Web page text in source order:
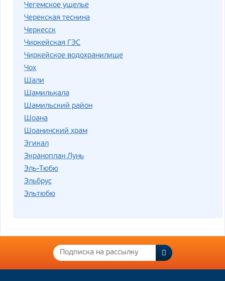
Чегемское ущелье
Черекская теснина
Черкесск
Чиркейская ГЭС
Чиркейское водохранилище
Чох
Шали
Шамилькала
Шамильский район
Шоана
Шоанинский храм
Эгикал
Экраноплан Лунь
Эль-Тюбю
Эльбрус
Эльтюбю